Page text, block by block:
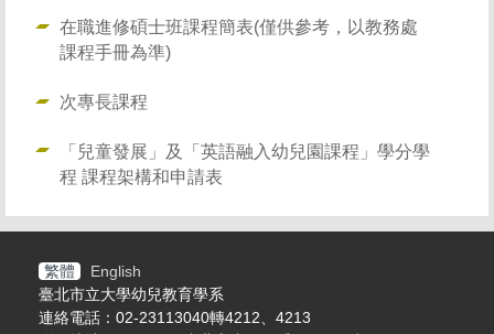
在職進修碩士班課程簡表(僅供參考，以教務處
課程手冊為準)
次專長課程
「兒童發展」及「英語融入幼兒園課程」學分學
程 課程架構和申請表
繁體
English
臺北市立大學幼兒教育學系
連絡電話：02-23113040轉4212、4213